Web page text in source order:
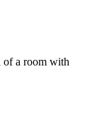
of a room with